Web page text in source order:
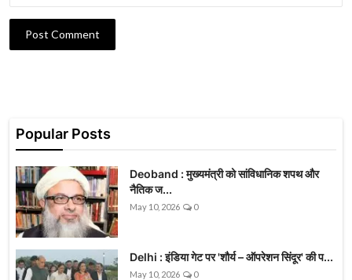
Post Comment
Popular Posts
Deoband : मुख्यमंत्री को सांविधानिक शपथ और
नैतिक ज...
May 10, 2026 0
Delhi : इंडिया गेट पर 'शौर्य – ऑपरेशन सिंदूर' की प...
May 10, 2026 0